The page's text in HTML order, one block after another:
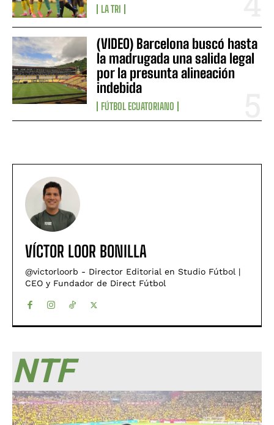
LA TRI
(VIDEO) Barcelona buscó hasta
la madrugada una salida legal
por la presunta alineación
indebida
FÚTBOL ECUATORIANO
VÍCTOR LOOR BONILLA
@victorloorb - Director Editorial en Studio Fútbol |
CEO y Fundador de Direct Fútbol
NTF